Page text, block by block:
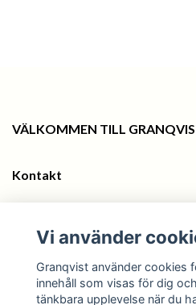
VÄLKOMMEN TILL
Kontakt
Sociala medier
Vi använder
Granqvist använder cookies
innehåll som visas för dig
tänkbara upplevelse när du